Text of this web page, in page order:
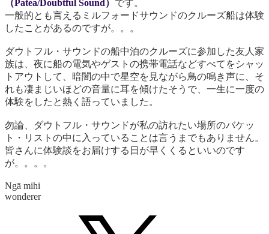
（Patea/Doubtful Sound） です。
一般的とも言えるミルフォードサウンドのクルーズ船は体験
したことがあるのですが。。。
ダウトフル・サウンドの船中泊のクルーズに参加した友人家
族は、夜に船の電気やゲストの携帯電話などすべてをシャッ
トアウトして、暗闇の中で星空を見ながら鳥の鳴き声に、そ
れも凄まじいほどの音量に耳を傾けたそうで、一生に一度の
体験をしたと熱く語っていました。
勿論、ダウトフル・サウンドが私の訪れたい場所のバケッ
ト・リストの中に入っていることは言うまでもありません。
皆さんに体験談をお届けする日が早くくるといいのです
が。。。。
Ngā mihi
wonderer